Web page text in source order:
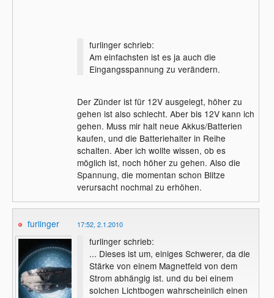
furlinger schrieb:
Am einfachsten ist es ja auch die
Eingangsspannung zu verändern.
Der Zünder ist für 12V ausgelegt, höher zu
gehen ist also schlecht. Aber bis 12V kann ich
gehen. Muss mir halt neue Akkus/Batterien
kaufen, und die Batteriehalter in Reihe
schalten. Aber ich wollte wissen, ob es
möglich ist, noch höher zu gehen. Also die
Spannung, die momentan schon Blitze
verursacht nochmal zu erhöhen.
furlinger 17:52, 2.1.2010
furlinger schrieb:
... Dieses ist um, einiges Schwerer, da die
Stärke von einem Magnetfeld von dem
Strom abhängig ist. und du bei einem
solchen Lichtbogen wahrscheinlich einen